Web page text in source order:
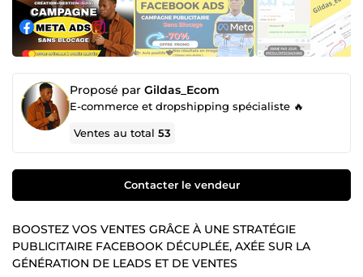
Proposé par Gildas_Ecom
E-commerce et dropshipping spécialiste 🔥
Ventes au total53
Contacter le vendeur
BOOSTEZ VOS VENTES GRÂCE À UNE STRATÉGIE
PUBLICITAIRE FACEBOOK DÉCUPLÉE, AXÉE SUR LA
GÉNÉRATION DE LEADS ET DE VENTES